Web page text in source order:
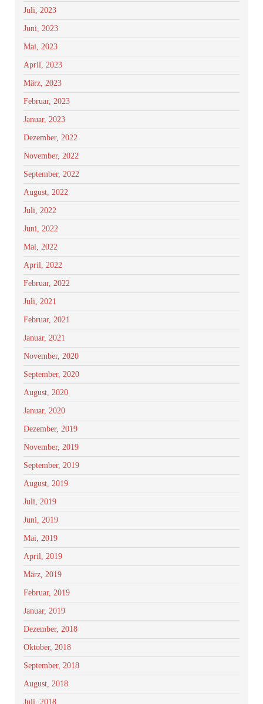
Juli, 2023
Juni, 2023
Mai, 2023
April, 2023
März, 2023
Februar, 2023
Januar, 2023
Dezember, 2022
November, 2022
September, 2022
August, 2022
Juli, 2022
Juni, 2022
Mai, 2022
April, 2022
Februar, 2022
Juli, 2021
Februar, 2021
Januar, 2021
November, 2020
September, 2020
August, 2020
Januar, 2020
Dezember, 2019
November, 2019
September, 2019
August, 2019
Juli, 2019
Juni, 2019
Mai, 2019
April, 2019
März, 2019
Februar, 2019
Januar, 2019
Dezember, 2018
Oktober, 2018
September, 2018
August, 2018
Juli, 2018